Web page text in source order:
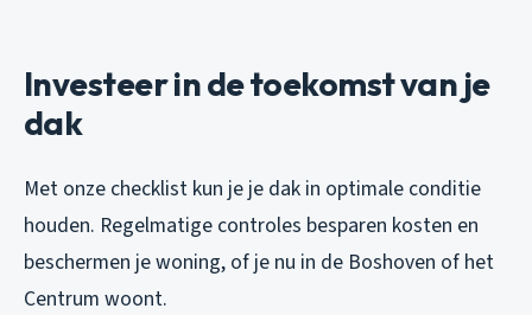
Investeer in de toekomst van je
dak
Met onze checklist kun je je dak in optimale conditie
houden. Regelmatige controles besparen kosten en
beschermen je woning, of je nu in de Boshoven of het
Centrum woont.